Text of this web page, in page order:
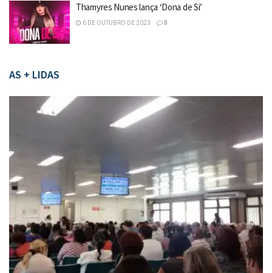
Thamyres Nunes lança ‘Dona de Si’
6 DE OUTUBRO DE 2023 0
AS + LIDAS